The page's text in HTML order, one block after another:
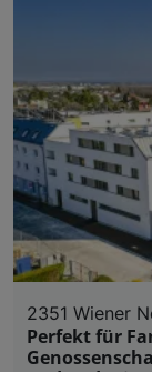
2351 Wiener
Perfekt für